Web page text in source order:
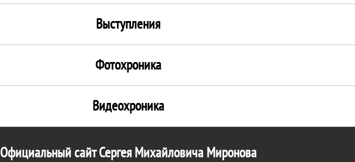
Выступления
Фотохроника
Видеохроника
Официальный сайт Сергея Михайловича Миронова